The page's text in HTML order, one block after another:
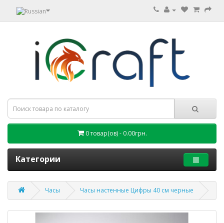
0 товар(ов) - 0.00грн.
Категории
Часы Часы настенные Цифры 40 см черные